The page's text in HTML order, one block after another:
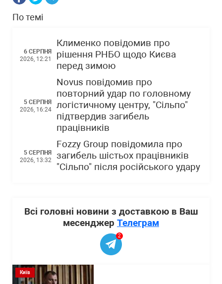
По темі
6 СЕРПНЯ
2026, 12:21
Клименко повідомив про
рішення РНБО щодо Києва
перед зимою
5 СЕРПНЯ
2026, 16:24
Novus повідомив про
повторний удар по головному
логістичному центру, "Сільпо"
підтвердив загибель
працівників
5 СЕРПНЯ
2026, 13:32
Fozzy Group повідомила про
загибель шістьох працівників
"Сільпо" після російського удару
Всі головні новини з доставкою в Ваш
месенджер Телеграм
2
Київ